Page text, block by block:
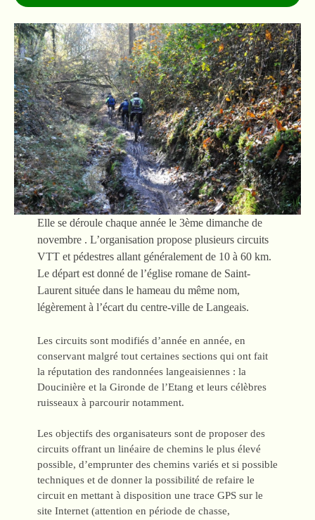
Elle se déroule chaque année le 3ème dimanche de
novembre . L’organisation propose plusieurs circuits
VTT et pédestres allant généralement de 10 à 60 km.
Le départ est donné de l’église romane de Saint-
Laurent située dans le hameau du même nom,
légèrement à l’écart du centre-ville de Langeais.
Les circuits sont modifiés d’année en année, en
conservant malgré tout certaines sections qui ont fait
la réputation des randonnées langeaisiennes : la
Doucinière et la Gironde de l’Etang et leurs célèbres
ruisseaux à parcourir notamment.
Les objectifs des organisateurs sont de proposer des
circuits offrant un linéaire de chemins le plus élevé
possible, d’emprunter des chemins variés et si possible
techniques et de donner la possibilité de refaire le
circuit en mettant à disposition une trace GPS sur le
site Internet (attention en période de chasse,